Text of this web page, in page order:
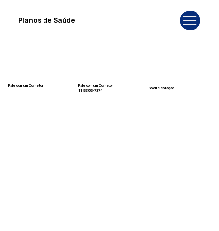
Planos de Saúde
Fale com um Corretor
Fale com um Corretor
11 99553-7374
Solicite cotação